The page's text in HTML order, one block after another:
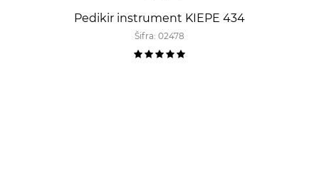
Pedikir instrument KIEPE 434
Šifra: 02478